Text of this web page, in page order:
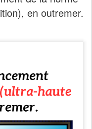
en outremer.